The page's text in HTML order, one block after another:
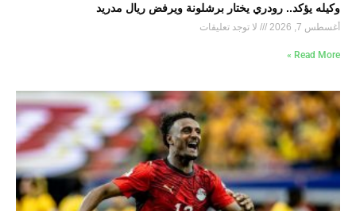
وكيله يؤكد.. رودري يختار برشلونة ويرفض ريال مدريد
أغسطس 7, 2026 لا توجد تعليقات
Read More »